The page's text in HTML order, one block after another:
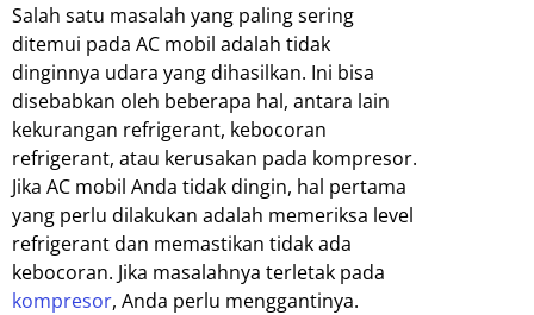
Salah satu masalah yang paling sering
ditemui pada AC mobil adalah tidak
dinginnya udara yang dihasilkan. Ini bisa
disebabkan oleh beberapa hal, antara lain
kekurangan refrigerant, kebocoran
refrigerant, atau kerusakan pada kompresor.
Jika AC mobil Anda tidak dingin, hal pertama
yang perlu dilakukan adalah memeriksa level
refrigerant dan memastikan tidak ada
kebocoran. Jika masalahnya terletak pada
kompresor, Anda perlu menggantinya.